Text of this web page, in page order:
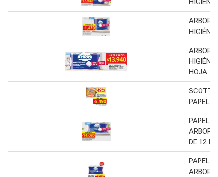
HOJA
SCOTT
PAPEL
PAPEL
DE 12
PAPEL